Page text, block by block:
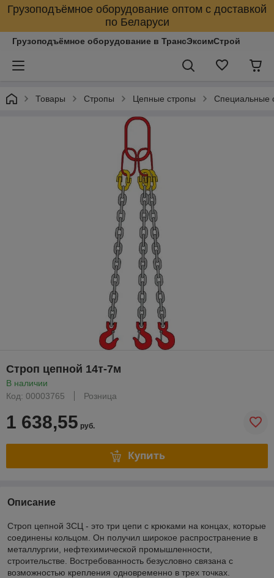
Грузоподъёмное оборудование оптом с доставкой
по Беларуси
Грузоподъёмное оборудование в ТрансЭксимСтрой
Товары Стропы Цепные стропы Специальные
Строп цепной 14т-7м
В наличии
Код: 00003765
Розница
1 638,55 руб.
Купить
Описание
Строп цепной 3СЦ - это три цепи с крюками на концах, которые
соединены кольцом. Он получил широкое распространение в
металлургии, нефтехимической промышленности,
строительстве. Востребованность безусловно связана с
возможностью крепления одновременно в трех точках.